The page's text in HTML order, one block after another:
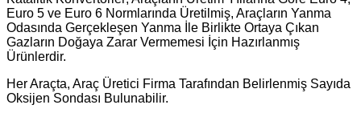
Euro 5 ve Euro 6 Normlarında Üretilmiş, Araçların Yanma
Odasında Gerçekleşen Yanma İle Birlikte Ortaya Çıkan
Gazların Doğaya Zarar Vermemesi İçin Hazırlanmış
Ürünlerdir.
Her Araçta, Araç Üretici Firma Tarafından Belirlenmiş Sayıda
Oksijen Sondası Bulunabilir.